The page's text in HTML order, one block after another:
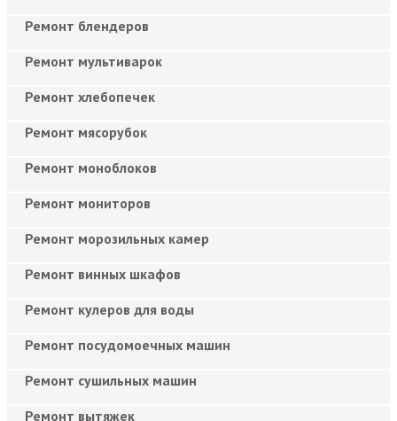
Ремонт блендеров
Ремонт мультиварок
Ремонт хлебопечек
Ремонт мясорубок
Ремонт моноблоков
Ремонт мониторов
Ремонт морозильных камер
Ремонт винных шкафов
Ремонт кулеров для воды
Ремонт посудомоечных машин
Ремонт сушильных машин
Ремонт вытяжек